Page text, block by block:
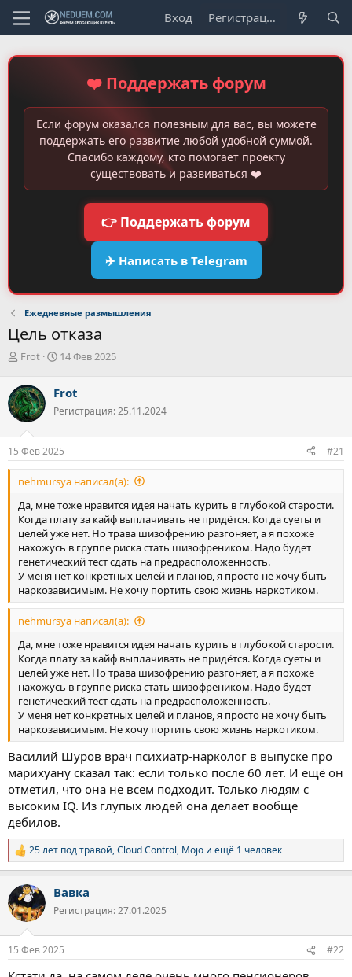
Вход Регистрация
❤️ Поддержать форум
Если форум оказался полезным для вас, вы можете
поддержать его развитие любой удобной суммой.
Спасибо каждому, кто помогает проекту
существовать и развиваться ❤️
👉 Поддержать форум
✈️ Написать в Telegram
Ежедневные размышления
Цель отказа
А
т
о
р
т
е
м
ы
Frot
Д
а
н
ч
а
л
а
14 Фев 2025
Frot
Регистрация: 25.11.2024
15 Фев 2025 #21
nehmursya написал(а):
Да, мне тоже нравится идея начать курить в глубокой старости.
Когда плату за кайф выплачивать не придётся. Когда суеты и
целей уже нет. Но трава шизофрению разгоняет, а я похоже
нахожусь в группе риска стать шизофреником. Надо будет
генетический тест сдать на предрасположенность.
У меня нет конкретных целей и планов, я просто не хочу быть
наркозависимым. Не хочу портить свою жизнь наркотиком.
nehmursya написал(а):
Да, мне тоже нравится идея начать курить в глубокой старости.
Когда плату за кайф выплачивать не придётся. Когда суеты и
целей уже нет. Но трава шизофрению разгоняет, а я похоже
нахожусь в группе риска стать шизофреником. Надо будет
генетический тест сдать на предрасположенность.
У меня нет конкретных целей и планов, я просто не хочу быть
наркозависимым. Не хочу портить свою жизнь наркотиком.
Василий Шуров врач психиатр-нарколог в выпуске про
марихуану сказал так: если только после 60 лет. И ещё он
отметил, что она не всем подходит. Только людям с
высоким IQ. Из глупых людей она делает вообще
дебилов.
Р
е
к
ц
и
25 лет под травой,Cloud Control, Mojo и ещё 1 человек
Вавка
Регистрация: 27.01.2025
15 Фев 2025 #22